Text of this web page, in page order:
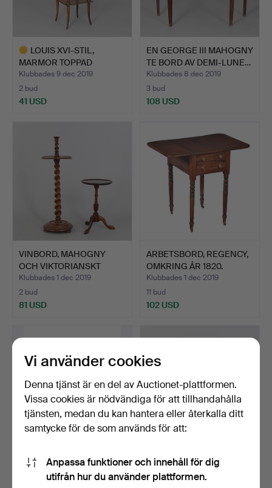
LOUIS XVI-STIL,
MARMOR TOPPAD
JARDINIÈRE B…
Klubbades 9 dec 2019
2 bud
41 USD
EN GEORGE III MAHOGNY
TE BORD AV DEMI-LUNE…
Klubbades 8 dec 2019
3 bud
108 USD
VINBORD, MAHOGNY
OCH VIKTORIANSKT
LJUSBORD.
Klubbades 1 dec 2019
2 bud
81 USD
ARBETSBORD, REGENCY,
OMKRING ÅR 1820.
Klubbades 1 dec 2019
11 bud
102 USD
GEORGE III, STATIVBORD,
OMKRING 1770.
Klubbades 1 dec 2019
EN SEN VIKTORIANSK
ESTETISK RÖRELSE
ENSTAK…
Klubbades 1 dec 2019
Vi använder cookies
Denna tjänst är en del av Auctionet-plattformen.
Vissa cookies är nödvändiga för att tillhandahålla
tjänsten, medan du kan hantera eller återkalla ditt
samtycke för de som används för att:
Anpassa funktioner och innehåll för dig
utifrån hur du använder plattformen.